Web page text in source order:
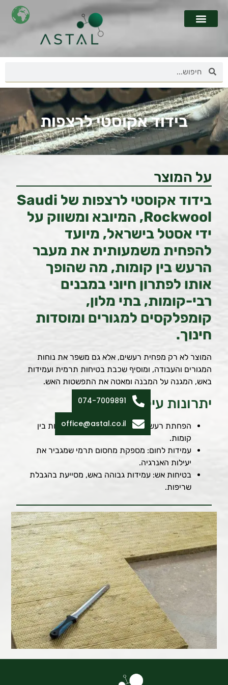
בידוד אקוסטי לרצפות
על המוצר
בידוד אקוסטי לרצפות של Saudi
Rockwool, המיובא ומשווק על
ידי אסטל בישראל, מיועד
להפחית משמעותית את מעבר
הרעש בין קומות, מה שהופך
אותו לפתרון חיוני במבנים
רבי-קומות, בתי מלון,
קומפלקסים למגורים ומוסדות
חינוך.
המוצר לא רק מפחית רעשים, אלא גם משפר את נוחות
המגורים והעבודה, ומוסיף שכבת בטיחות תרמית ועמידות
באש, המגנה על המבנה ומאטה את התפשטות האש.
יתרונות עיקריים:
הפחתת רעש: חוסם רעש אווירי ורעש ממכות בין
קומות.
עמידות לחום: מספקת מחסום תרמי שמגביר את
יעילות האנרגיה.
בטיחות אש: עמידות גבוהה באש, מסייעת בהגבלת
שריפות.
074-7009891
office@astal.co.il